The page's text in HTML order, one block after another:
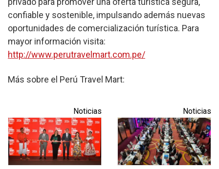
confiable y sostenible, impulsando además nuevas
oportunidades de comercialización turística. Para
mayor información visita:
http://www.perutravelmart.com.pe/
Más sobre el Perú Travel Mart:
Noticias Noticias